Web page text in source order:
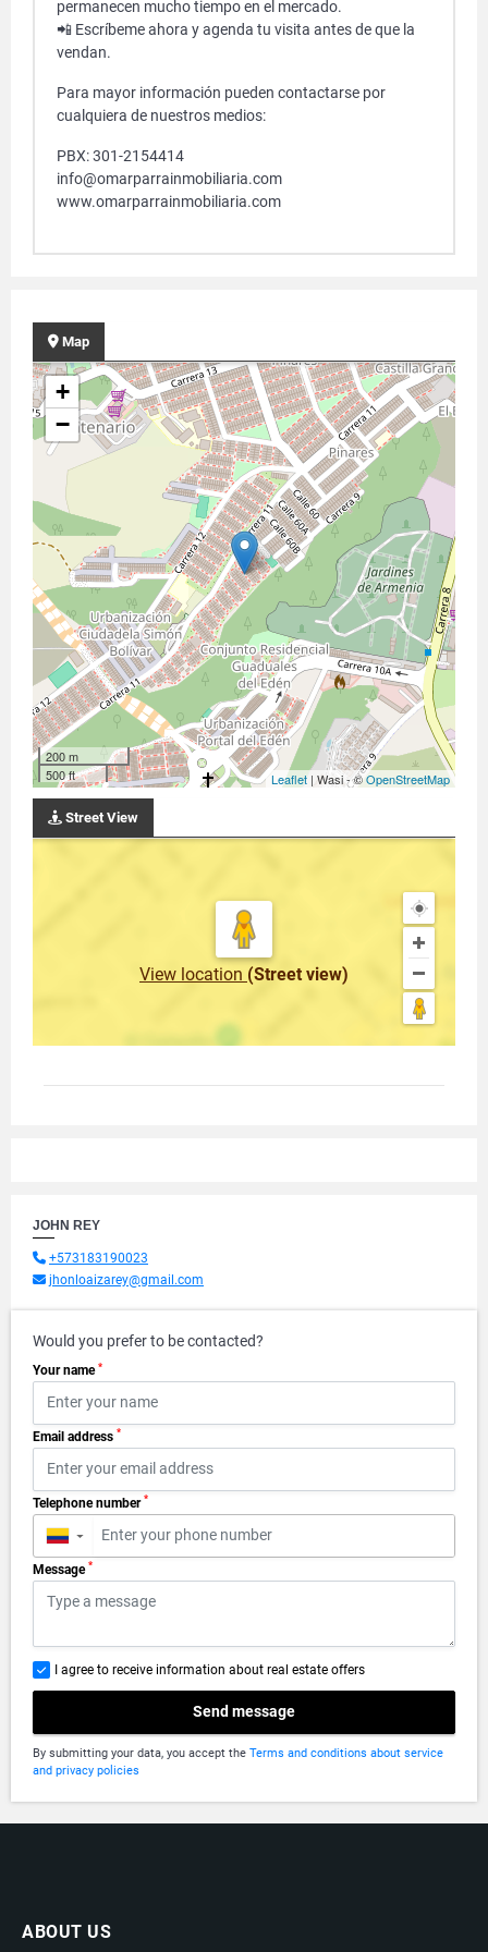
permanecen mucho tiempo en el mercado.
📲 Escríbeme ahora y agenda tu visita antes de que la
vendan.
Para mayor información pueden contactarse por
cualquiera de nuestros medios:
PBX: 301-2154414
info@omarparrainmobiliaria.com
www.omarparrainmobiliaria.com
Map
+
−
200 m
500 ft
Leaflet | Wasi - ©OpenStreetMap
Street View
View location (Street view)
JOHN REY
+573183190023
jhonloaizarey@gmail.com
Would you prefer to be contacted?
Your name *
Email address *
Telephone number *
▼
Message *
I agree to receive information about real estate offers
Send message
By submitting your data, you accept the Terms and conditions about service
and privacy policies
ABOUT US